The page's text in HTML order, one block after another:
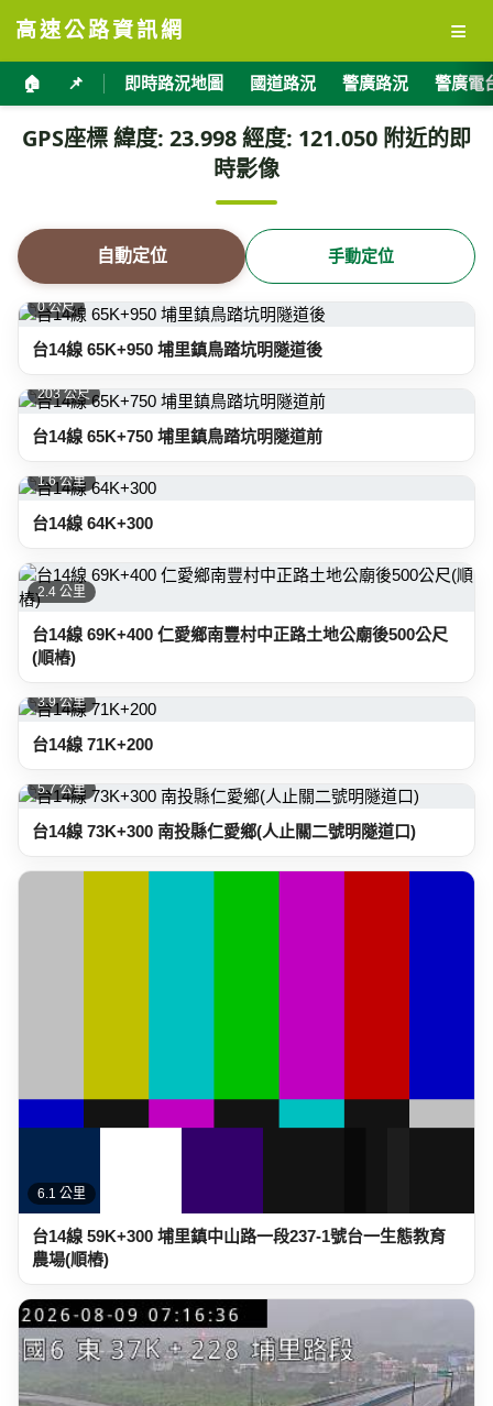
高速公路資訊網 ≡
🏠 📌 即時路況地圖 國道路況 警廣路況 警廣電
GPS座標 緯度: 23.998 經度: 121.050 附近的即
時影像
自動定位 手動定位
0 公尺
台14線 65K+950 埔里鎮鳥踏坑明隧道後
203 公尺
台14線 65K+750 埔里鎮鳥踏坑明隧道前
1.6 公里
台14線 64K+300
2.4 公里
台14線 69K+400 仁愛鄉南豐村中正路土地公廟後500公尺
(順樁)
3.9 公里
台14線 71K+200
5.7 公里
台14線 73K+300 南投縣仁愛鄉(人止關二號明隧道口)
6.1 公里
台14線 59K+300 埔里鎮中山路一段237-1號台一生態教育
農場(順樁)